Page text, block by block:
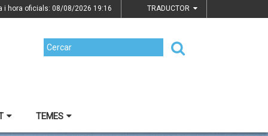
i hora oficials: 08/08/2026 19:16 TRADUCTOR
TEMES